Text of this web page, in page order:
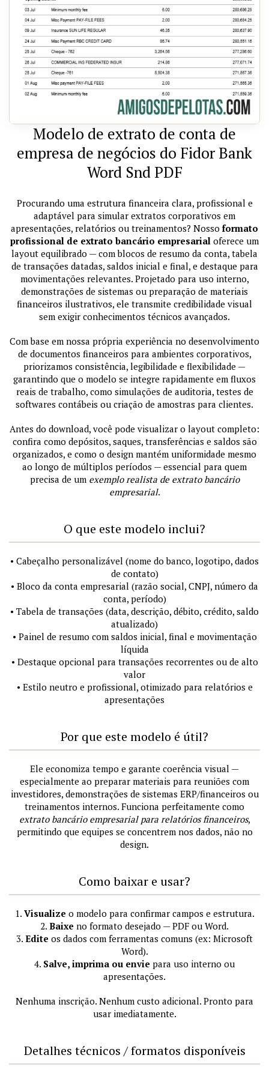
Modelo de extrato de conta de
empresa de negócios do Fidor Bank
Word Snd PDF
Procurando uma estrutura financeira clara, profissional e
adaptável para simular extratos corporativos em
apresentações, relatórios ou treinamentos? Nosso formato
profissional de extrato bancário empresarial oferece um
layout equilibrado — com blocos de resumo da conta, tabela
de transações datadas, saldos inicial e final, e destaque para
movimentações relevantes. Projetado para uso interno,
demonstrações de sistemas ou preparação de materiais
financeiros ilustrativos, ele transmite credibilidade visual
sem exigir conhecimentos técnicos avançados.
Com base em nossa própria experiência no desenvolvimento
de documentos financeiros para ambientes corporativos,
priorizamos consistência, legibilidade e flexibilidade —
garantindo que o modelo se integre rapidamente em fluxos
reais de trabalho, como simulações de auditoria, testes de
softwares contábeis ou criação de amostras para clientes.
Antes do download, você pode visualizar o layout completo:
confira como depósitos, saques, transferências e saldos são
organizados, e como o design mantém uniformidade mesmo
ao longo de múltiplos períodos — essencial para quem
precisa de um exemplo realista de extrato bancário
empresarial.
O que este modelo inclui?
• Cabeçalho personalizável (nome do banco, logotipo, dados
de contato)
• Bloco da conta empresarial (razão social, CNPJ, número da
conta, período)
• Tabela de transações (data, descrição, débito, crédito, saldo
atualizado)
• Painel de resumo com saldos inicial, final e movimentação
líquida
• Destaque opcional para transações recorrentes ou de alto
valor
• Estilo neutro e profissional, otimizado para relatórios e
apresentações
Por que este modelo é útil?
Ele economiza tempo e garante coerência visual —
especialmente ao preparar materiais para reuniões com
investidores, demonstrações de sistemas ERP/financeiros ou
treinamentos internos. Funciona perfeitamente como
extrato bancário empresarial para relatórios financeiros,
permitindo que equipes se concentrem nos dados, não no
design.
Como baixar e usar?
1. Visualize o modelo para confirmar campos e estrutura.
2. Baixe no formato desejado — PDF ou Word.
3. Edite os dados com ferramentas comuns (ex: Microsoft
Word).
4. Salve, imprima ou envie para uso interno ou
apresentações.
Nenhuma inscrição. Nenhum custo adicional. Pronto para
usar imediatamente.
Detalhes técnicos / formatos disponíveis